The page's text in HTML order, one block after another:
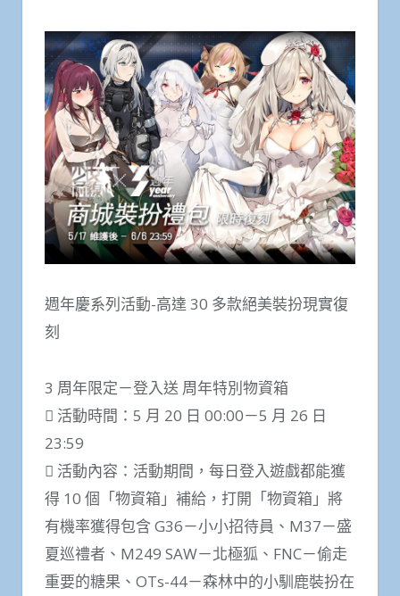
週年慶系列活動-高達 30 多款絕美裝扮現實復
刻
3 周年限定－登入送 周年特別物資箱
 活動時間：5 月 20 日 00:00－5 月 26 日
23:59
 活動內容：活動期間，每日登入遊戲都能獲
得 10 個「物資箱」補給，打開「物資箱」將
有機率獲得包含 G36－小小招待員、M37－盛
夏巡禮者、M249 SAW－北極狐、FNC－偷走
重要的糖果、OTs-44－森林中的小馴鹿裝扮在